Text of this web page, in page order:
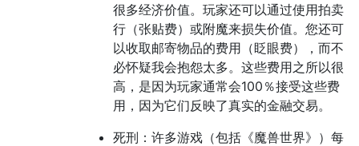
很多经济价值。玩家还可以通过使用拍卖
行（张贴费）或附魔来损失价值。您还可
以收取邮寄物品的费用（眨眼费），而不
必怀疑我会抱怨太多。这些费用之所以很
高，是因为玩家通常会100％接受这些费
用，因为它们反映了真实的金融交易。
死刑：许多游戏（包括《魔兽世界》）每